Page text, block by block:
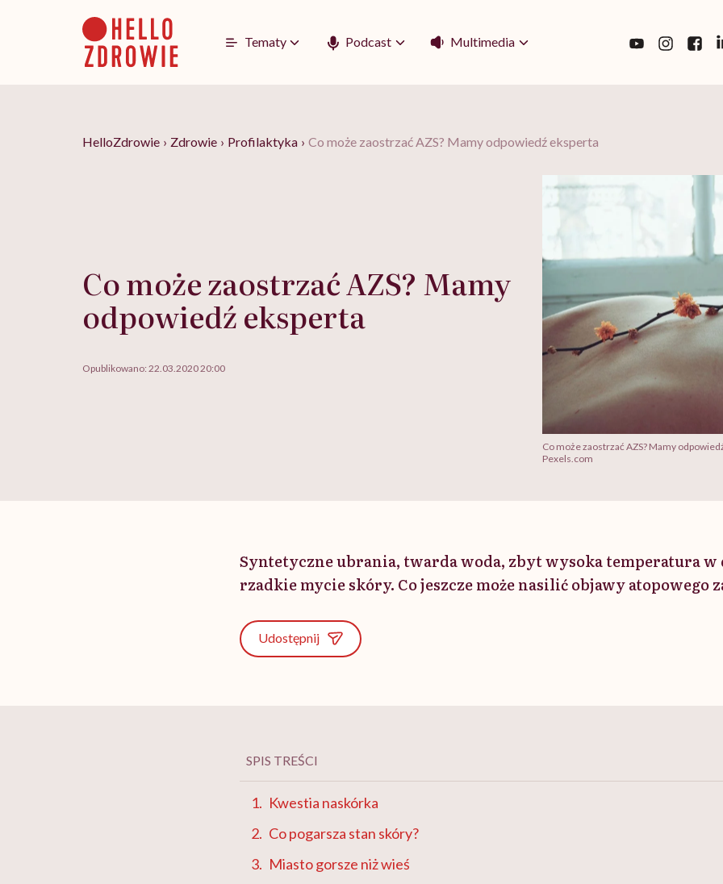
Tematy Podcast Multimedia
HelloZdrowie › Zdrowie › Profilaktyka › Co może zaostrzać AZS? Mamy odpowiedź eksperta
Co może zaostrzać AZS? Mamy
odpowiedź eksperta
Opublikowano: 22.03.2020 20:00
Co może zaostrzać AZS? Mamy
Pexels.com
Syntetyczne ubrania, twarda woda, zbyt wysoka temperatura
rzadkie mycie skóry. Co jeszcze może nasilić objawy atopowego
Udostępnij
SPIS TREŚCI
Kwestia naskórka
Co pogarsza stan skóry?
Miasto gorsze niż wieś